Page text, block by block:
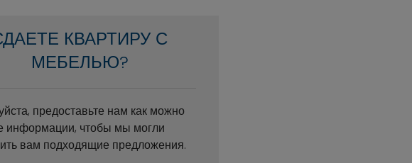
КВАРТИРУ С
МЕБЕЛЬЮ?
предоставьте нам как можно
информации, чтобы мы могли
вам подходящие предложения.